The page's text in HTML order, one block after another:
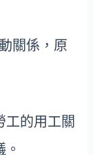
關係，原
工的用工關